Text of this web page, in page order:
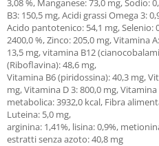
3,08 %, Manganese: 73,0 mg, Sodio:
B3: 150,5 mg, Acidi grassi Omega 3:
Acido pantotenico: 54,1 mg, Selenio:
2400,0 %, Zinco: 205,0 mg, Vitamina
13,5 mg, vitamina B12
(Riboflavina): 48,6 mg,
Vitamina B6 (piridossina): 40,3 mg,
mg, Vitamina D 3: 800,0 mg,
metabolica: 3932,0 kcal, Fibra
Luteina: 5,0 mg,
arginina: 1,41%, lisina: 0,9%,
estratti senza azoto: 40,8 mg